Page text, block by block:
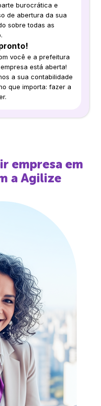
burocrática e
de abertura da sua
sobre todas as
você e a prefeitura
está aberta!
a sua contabilidade
que importa: fazer a
empresa em
a Agilize